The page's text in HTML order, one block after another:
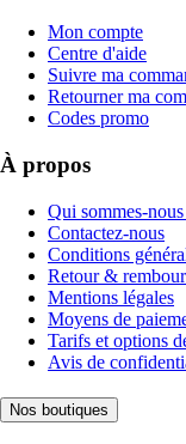
Mon compte
Centre d'aide
Suivre ma
Retourner ma
Codes promo
À propos
Qui sommes-
Contactez-nous
Conditions
Retour &
Mentions légales
Moyens de
Tarifs et options
Avis de
Nos boutiques